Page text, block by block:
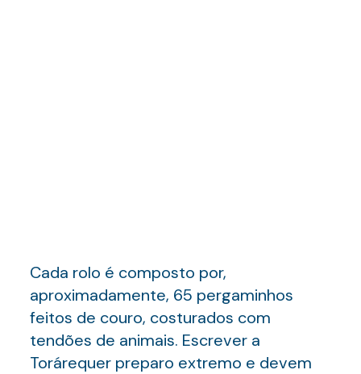
Cada rolo é composto por,
aproximadamente, 65 pergaminhos
feitos de couro, costurados com
tendões de animais. Escrever a
Torárequer preparo extremo e devem